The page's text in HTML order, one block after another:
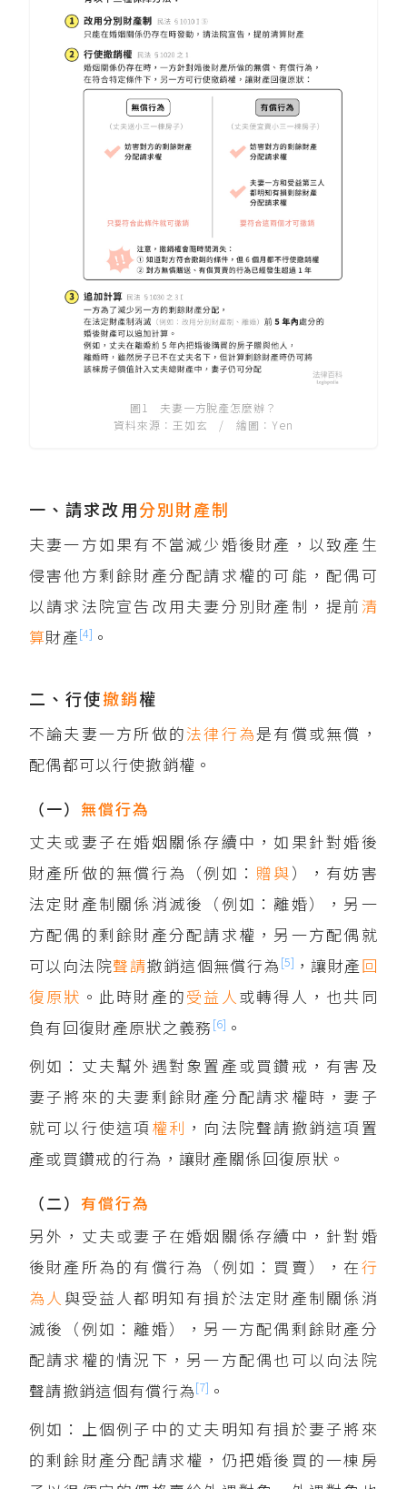
圖1 夫妻一方脫產怎麼辦？
資料來源：王如玄 / 繪圖：Yen
一、請求改用分別財產制
夫妻一方如果有不當減少婚後財產，以致產生
侵害他方剩餘財產分配請求權的可能，配偶可
以請求法院宣告改用夫妻分別財產制，提前清
算財產[4] 。
二、行使撤銷權
不論夫妻一方所做的法律行為是有償或無償，
配偶都可以行使撤銷權。
（一） 無償行為
丈夫或妻子在婚姻關係存續中，如果針對婚後
財產所做的無償行為（例如： 贈與），有妨害
法定財產制關係消滅後（例如：離婚），另一
方配偶的剩餘財產分配請求權，另一方配偶就
可以向法院聲請撤銷這個無償行為 [5] ，讓財產回
復原狀 。此時財產的受益人 或轉得人，也共同
負有回復財產原狀之義務 [6] 。
例如：丈夫幫外遇對象置產或買鑽戒，有害及
妻子將來的夫妻剩餘財產分配請求權時，妻子
就可以行使這項 權利 ，向法院聲請撤銷這項置
產或買鑽戒的行為，讓財產關係回復原狀。
（二）有償行為
另外，丈夫或妻子在婚姻關係存續中，針對婚
後財產所為的有償行為（例如：買賣），在行
為人 與受益人都明知有損於法定財產制關係消
滅後（例如：離婚），另一方配偶剩餘財產分
配請求權的情況下，另一方配偶也可以向法院
聲請撤銷這個有償行為[7] 。
例如：上個例子中的丈夫明知有損於妻子將來
的剩餘財產分配請求權，仍把婚後買的一棟房